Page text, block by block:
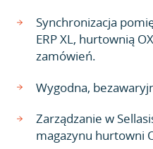
Synchronizacja
ERP XL, hurtownią
zamówień.
Wygodna,
Zarządzanie w
magazynu hurtowni